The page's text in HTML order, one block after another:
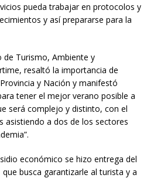
pueda trabajar en protocolos y
y así prepararse para la
de Turismo, Ambiente y
resaltó la importancia de
y Nación y manifestó
tener el mejor verano posible a
será complejo y distinto, con el
asistiendo a dos de los sectores
económico se hizo entrega del
que busca garantizarle al turista y a